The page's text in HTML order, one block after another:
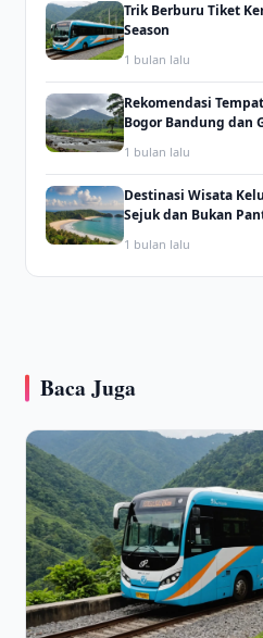
Trik Berburu Tiket
Season
1 bulan lalu
Rekomendasi
Bogor Bandung dan
1 bulan lalu
Destinasi Wisata
Sejuk dan Bukan
1 bulan lalu
Baca Juga